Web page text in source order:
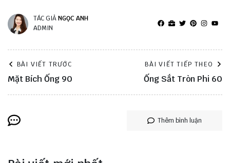
TÁC GIẢNGỌC ANH
ADMIN
BÀI VIẾT TRƯỚC
Mặt Bích Ống 90
BÀI VIẾT TIẾP THEO
Ống Sắt Tròn Phi 60
Thêm bình luận